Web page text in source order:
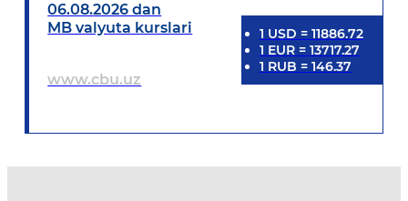
06.08.2026 dan
MB valyuta kurslari
www.cbu.uz
1 USD = 11886.72
1 EUR= 13717.27
1 RUB = 146.37